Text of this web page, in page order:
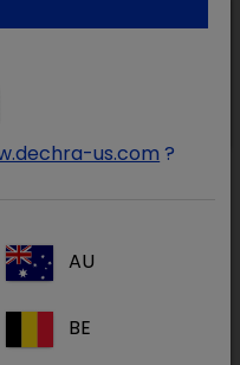
mg
mg
us.com ?
AU
BE